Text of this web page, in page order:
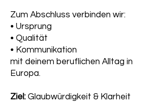
Zum Abschluss verbinden wir:
• Ursprung
• Qualität
• Kommunikation
mit deinem beruflichen Alltag in
Europa.
Ziel: Glaubwürdigkeit & Klarheit